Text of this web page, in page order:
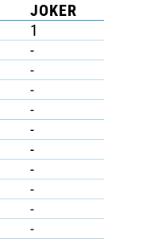
JOKER
1
-
-
-
-
-
-
-
-
-
-